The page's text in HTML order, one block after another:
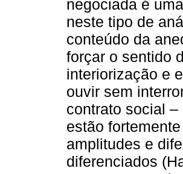
negociada é
neste tipo de
conteúdo da
forçar o sentido
interiorização e
ouvir sem
contrato social
estão
amplitudes e
diferenciados